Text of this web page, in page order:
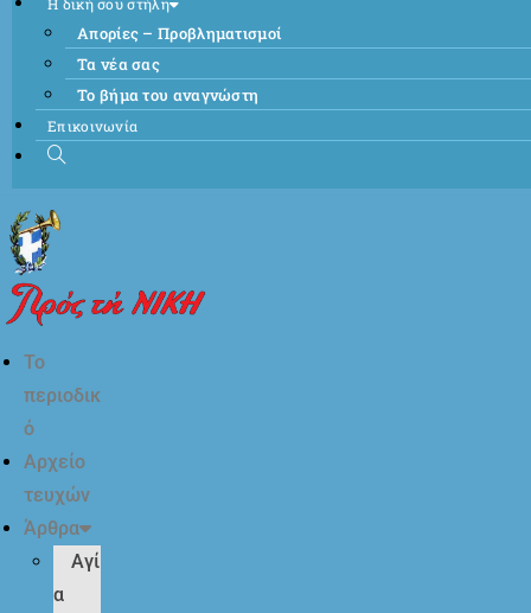
Απορίες – Προβληματισμοί
Τα νέα σας
Το βήμα του αναγνώστη
Επικοινωνία
Το
περιοδικ
ό
Αρχείο
τευχών
Άρθρα
Αγί
α